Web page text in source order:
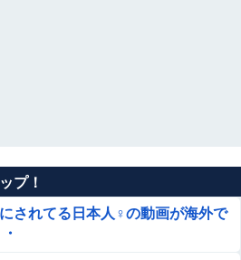
プ！
されてる日本人♀の動画が海外で